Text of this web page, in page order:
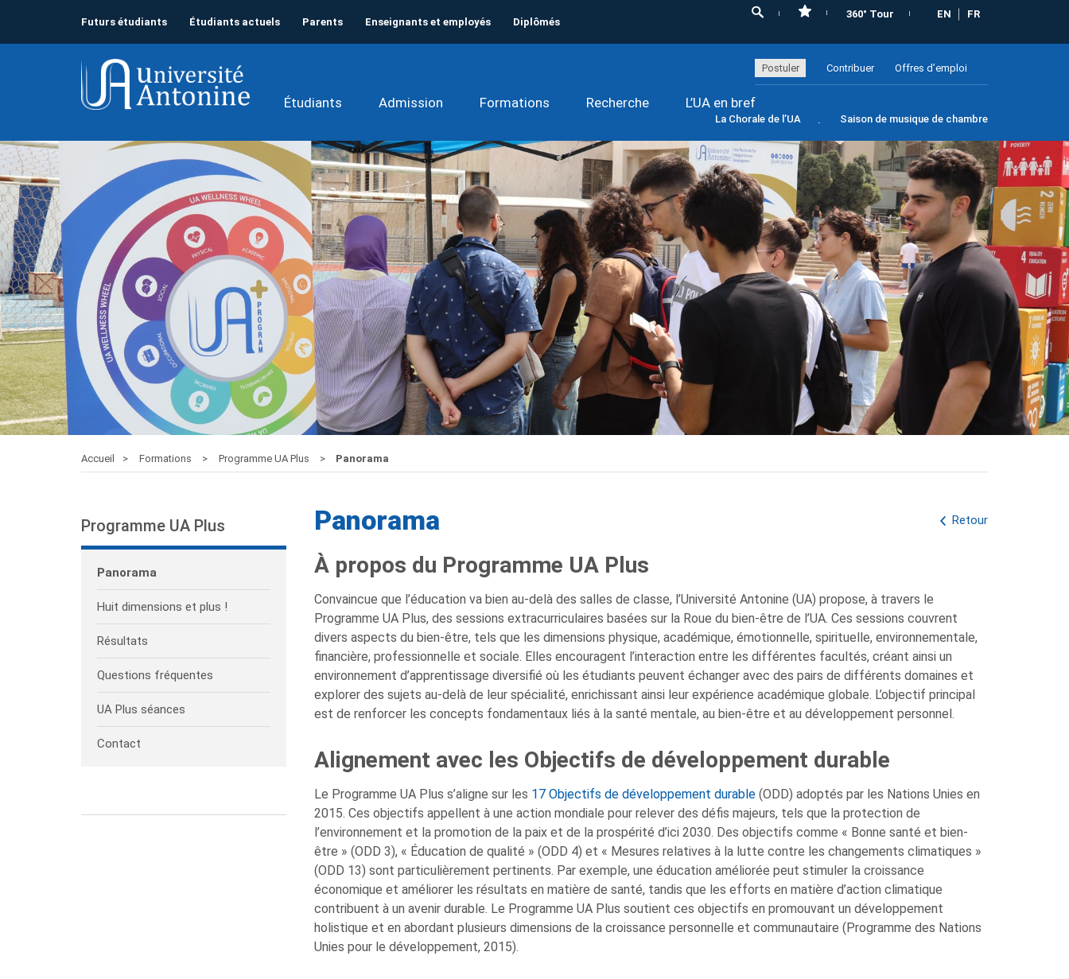
Futurs étudiants Étudiants actuels Parents Enseignants et employés Diplômés
360° Tour EN FR
Postuler Contribuer Offres d’emploi
Étudiants Admission Formations Recherche L’UA en bref
La Chorale de l’UA Saison de musique de chambre
Accueil Formations Programme UA Plus Panorama
Programme UA Plus
Panorama
Huit dimensions et plus !
Résultats
Questions fréquentes
UA Plus séances
Contact
Retour
Panorama
À propos du Programme UA Plus
Convaincue que l’éducation va bien au-delà des salles de classe, l’Université Antonine (UA) propose, à travers le
Programme UA Plus, des sessions extracurriculaires basées sur la Roue du bien-être de l’UA. Ces sessions couvrent
divers aspects du bien-être, tels que les dimensions physique, académique, émotionnelle, spirituelle, environnementale,
financière, professionnelle et sociale. Elles encouragent l’interaction entre les différentes facultés, créant ainsi un
environnement d’apprentissage diversifié où les étudiants peuvent échanger avec des pairs de différents domaines et
explorer des sujets au-delà de leur spécialité, enrichissant ainsi leur expérience académique globale. L’objectif principal
est de renforcer les concepts fondamentaux liés à la santé mentale, au bien-être et au développement personnel.
Alignement avec les Objectifs de développement durable
Le Programme UA Plus s’aligne sur les 17 Objectifs de développement durable(ODD) adoptés par les Nations Unies en
2015. Ces objectifs appellent à une action mondiale pour relever des défis majeurs, tels que la protection de
l’environnement et la promotion de la paix et de la prospérité d’ici 2030. Des objectifs comme « Bonne santé et bien-
être » (ODD 3), « Éducation de qualité » (ODD 4) et « Mesures relatives à la lutte contre les changements climatiques »
(ODD 13) sont particulièrement pertinents. Par exemple, une éducation améliorée peut stimuler la croissance
économique et améliorer les résultats en matière de santé, tandis que les efforts en matière d’action climatique
contribuent à un avenir durable. Le Programme UA Plus soutient ces objectifs en promouvant un développement
holistique et en abordant plusieurs dimensions de la croissance personnelle et communautaire (Programme des Nations
Unies pour le développement, 2015).